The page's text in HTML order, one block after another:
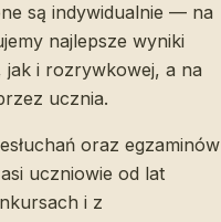
są indywidualnie — na
najlepsze wyniki
i rozrywkowej, a na
ucznia.
oraz egzaminów
uczniowie od lat
i z